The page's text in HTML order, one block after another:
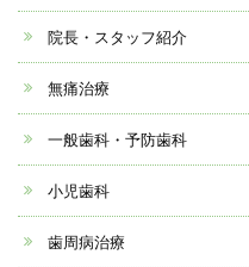
院長・スタッフ紹介
無痛治療
一般歯科・予防歯科
小児歯科
歯周病治療